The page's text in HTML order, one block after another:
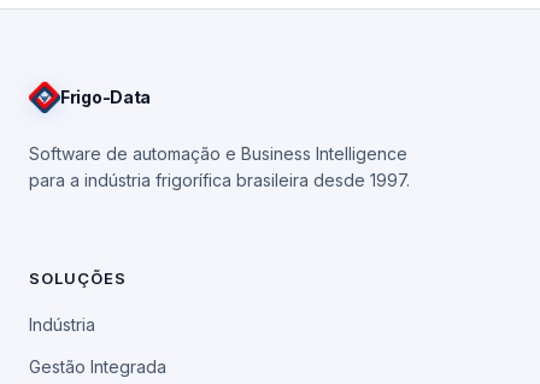
Frigo-Data
Software de automação e Business Intelligence
para a indústria frigorífica brasileira desde 1997.
SOLUÇÕES
Indústria
Gestão Integrada